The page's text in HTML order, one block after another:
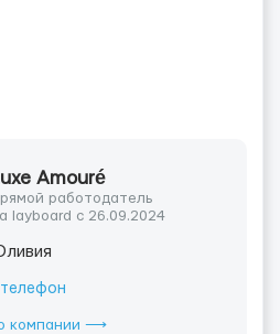
Amouré
работодатель
layboard с 26.09.2024
телефон
о компании ⟶